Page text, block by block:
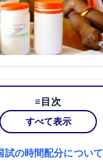
目次
すべて表示
試の時間配分について